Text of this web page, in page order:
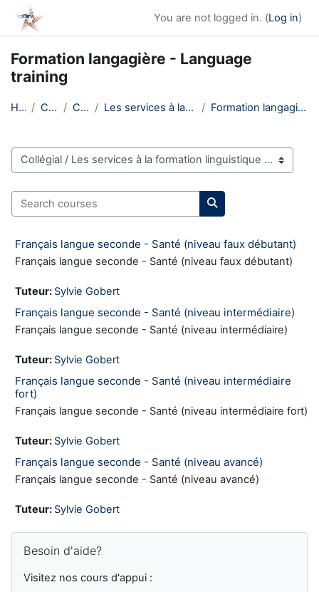
Skip to main content
You are not logged in. (Log in)
Formation langagière - Language
training
Home Courses Collégial Les services à la formation linguistique Formation langagière - Language training
Course categories
Search courses
Search courses
Français langue seconde - Santé (niveau faux débutant)
Français langue seconde - Santé (niveau faux débutant)
Tuteur: Sylvie Gobert
Français langue seconde - Santé (niveau intermédiaire)
Français langue seconde - Santé (niveau intermédiaire)
Tuteur: Sylvie Gobert
Français langue seconde - Santé (niveau intermédiaire
fort)
Français langue seconde - Santé (niveau intermédiaire fort)
Tuteur: Sylvie Gobert
Français langue seconde - Santé (niveau avancé)
Français langue seconde - Santé (niveau avancé)
Tuteur: Sylvie Gobert
Blocks
Besoin d'aide?
Visitez nos cours d'appui :